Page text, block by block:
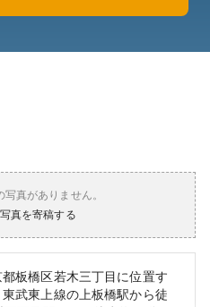
写真がありません。
真を寄稿する
板橋区若木三丁目に位置す
武東上線の上板橋駅から徒